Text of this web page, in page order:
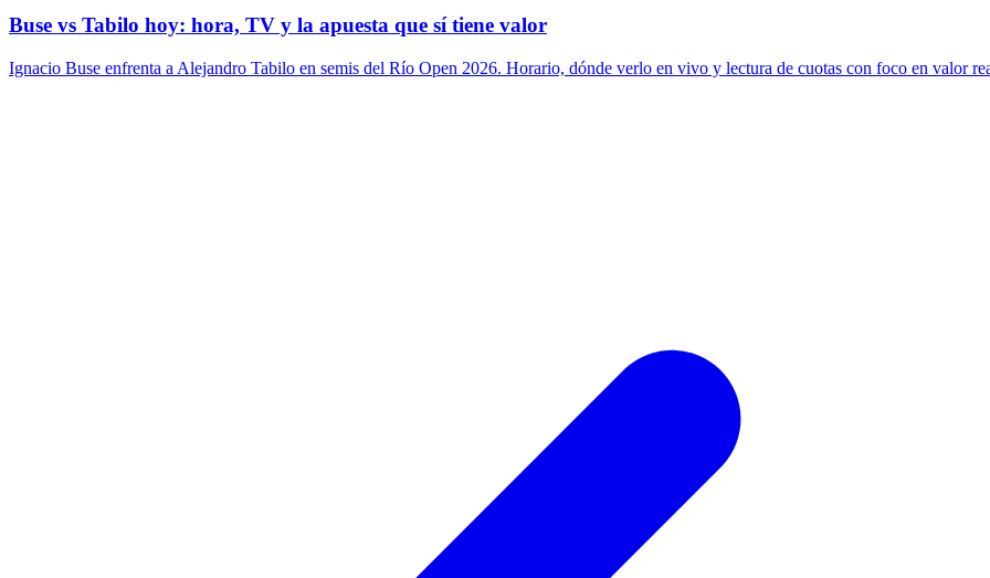
Buse vs Tabilo hoy: hora, TV y la apuesta que sí tiene valor
Ignacio Buse enfrenta a Alejandro Tabilo en semis del Río Open 2026. Horario, dónde verlo en vivo y lectura de cuotas con foco en valor